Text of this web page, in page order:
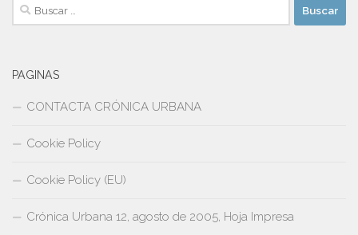
Buscar:
PAGINAS
CONTACTA CRÓNICA URBANA
Cookie Policy
Cookie Policy (EU)
Crónica Urbana 12, agosto de 2005, Hoja Impresa